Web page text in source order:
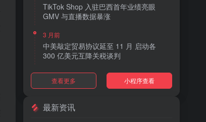
TikTok Shop 入驻巴西首年业绩亮眼
GMV 与直播数据暴涨
3 月前
中美敲定贸易协议延至 11 月 启动各
300 亿美元互降关税谈判
3 月前
TikTok Shop 上线 “三日达” 标签 履约
3 月前
查看更多 小程序查看
最新资讯